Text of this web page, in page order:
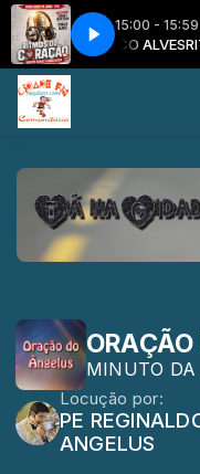
15:00 - 15:59
E TONICO ALVES
MINUTO
Locução por:
PE
ANGELUS